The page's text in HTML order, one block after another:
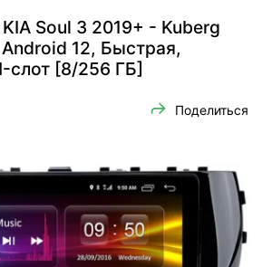
Soul 3 2019+ - Kuberg
12, Быстрая,
слот [8/256 ГБ]
Поделиться